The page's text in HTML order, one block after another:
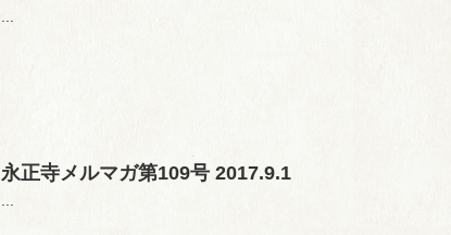
...
永正寺メルマガ第109号 2017.9.1
...